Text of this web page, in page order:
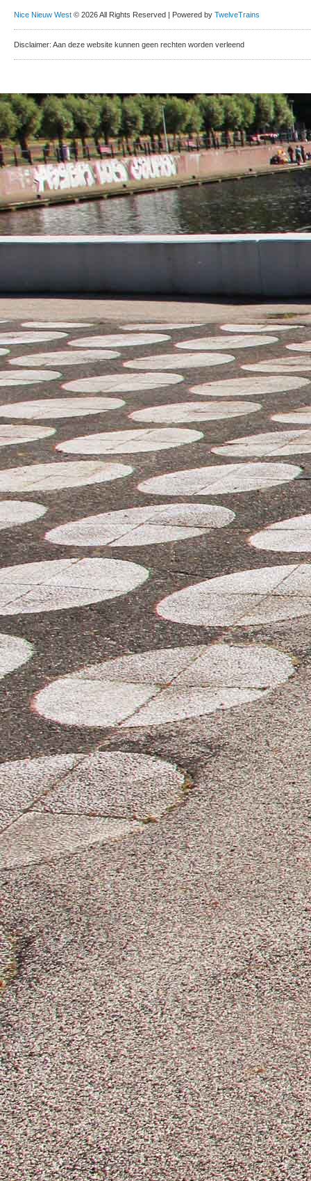
Nice Nieuw West © 2026 All Rights Reserved | Powered by TwelveTrains
Disclaimer: Aan deze website kunnen geen rechten worden verleend